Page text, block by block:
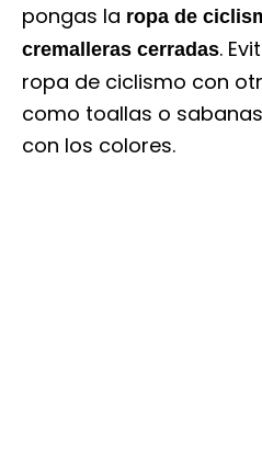
pongas la ropa de
cremalleras cerradas.
ropa de ciclismo con
como toallas o
con los colores.